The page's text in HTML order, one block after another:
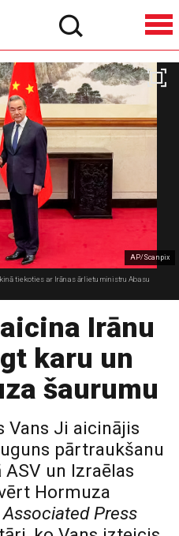
AP/Scanpix
tiekoties ar Irānas ārlietu ministru Abasu
Irānu
karu un
šaurumu
Vans Ji aicinājis
pārtraukšanu
un Izraēlas
Hormuza
Associated Press